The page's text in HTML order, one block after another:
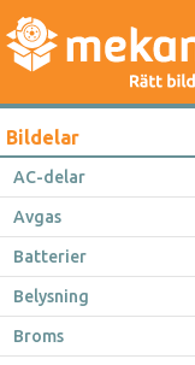
Bildelar
AC-delar
Avgas
Batterier
Belysning
Broms